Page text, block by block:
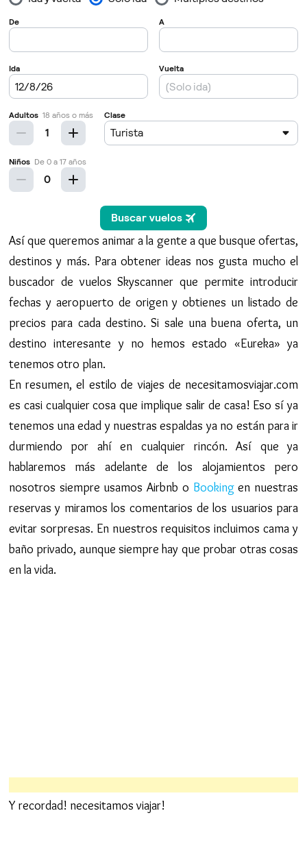
Así que queremos animar a la gente a que busque ofertas,
destinos y más. Para obtener ideas nos gusta mucho el
buscador de vuelos Skyscanner que permite introducir
fechas y aeropuerto de origen y obtienes un listado de
precios para cada destino. Si sale una buena oferta, un
destino interesante y no hemos estado «Eureka» ya
tenemos otro plan.
En resumen, el estilo de viajes de necesitamosviajar.com
es casi cualquier cosa que implique salir de casa! Eso sí ya
tenemos una edad y nuestras espaldas ya no están para ir
durmiendo por ahí en cualquier rincón. Así que ya
hablaremos más adelante de los alojamientos pero
nosotros siempre usamos Airbnb o Bookingen nuestras
reservas y miramos los comentarios de los usuarios para
evitar sorpresas. En nuestros requisitos incluimos cama y
baño privado, aunque siempre hay que probar otras cosas
en la vida.
Y recordad! necesitamos viajar!